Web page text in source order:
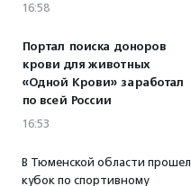
16:58
Портал поиска доноров
крови для животных
«Одной Крови» заработал
по всей России
16:53
В Тюменской области прошел
кубок по спортивному